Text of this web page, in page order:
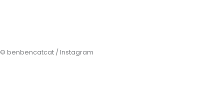
© benbencatcat / Instagram